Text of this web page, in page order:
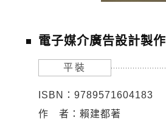
電子媒介廣告設計製作
平裝
ISBN：9789571604183
作 者：賴建都著